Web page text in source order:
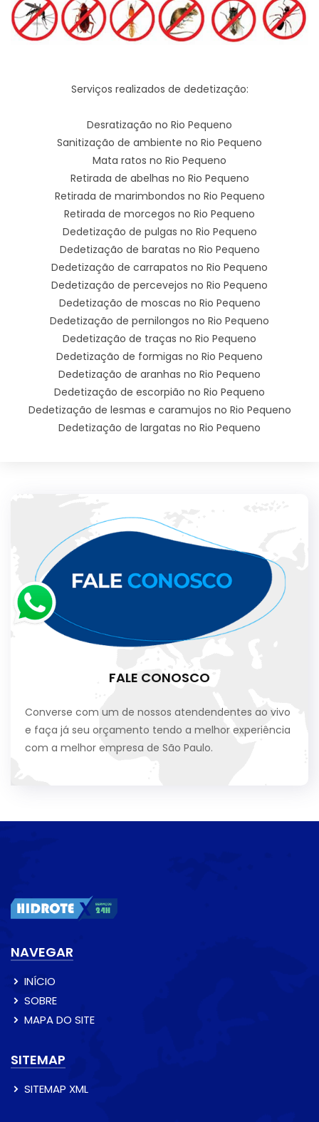
Serviços realizados de dedetização:
Desratização no Rio Pequeno
Sanitização de ambiente no Rio Pequeno
Mata ratos no Rio Pequeno
Retirada de abelhas no Rio Pequeno
Retirada de marimbondos no Rio Pequeno
Retirada de morcegos no Rio Pequeno
Dedetização de pulgas no Rio Pequeno
Dedetização de baratas no Rio Pequeno
Dedetização de carrapatos no Rio Pequeno
Dedetização de percevejos no Rio Pequeno
Dedetização de moscas no Rio Pequeno
Dedetização de pernilongos no Rio Pequeno
Dedetização de traças no Rio Pequeno
Dedetização de formigas no Rio Pequeno
Dedetização de aranhas no Rio Pequeno
Dedetização de escorpião no Rio Pequeno
Dedetização de lesmas e caramujos no Rio Pequeno
Dedetização de largatas no Rio Pequeno
FALE CONOSCO
Converse com um de nossos atendendentes ao vivo
e faça já seu orçamento tendo a melhor experiência
com a melhor empresa de São Paulo.
NAVEGAR
INÍCIO
SOBRE
MAPA DO SITE
SITEMAP
SITEMAP XML